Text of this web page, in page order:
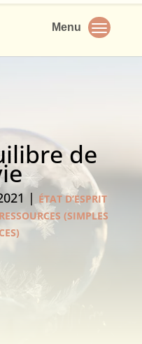
de
| ÉTAT D’ESPRIT
(SIMPLES